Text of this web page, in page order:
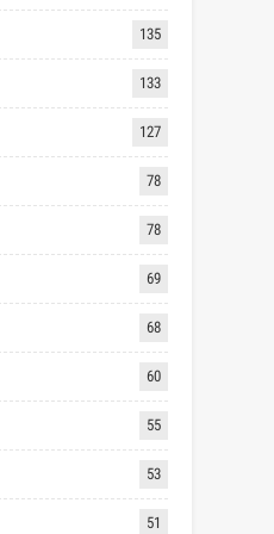
135
133
127
78
78
69
68
60
55
53
51